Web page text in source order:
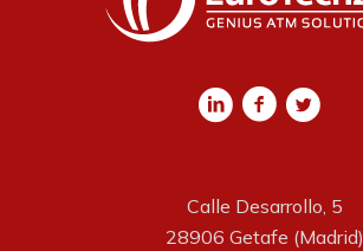
Calle Desarrollo, 5
28906 Getafe (Madrid)